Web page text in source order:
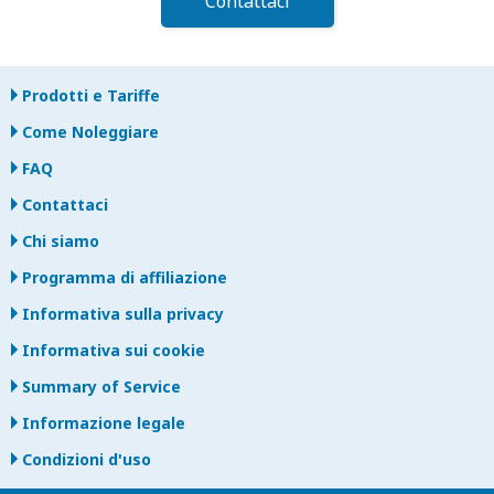
Prodotti e Tariffe
Come Noleggiare
FAQ
Contattaci
Chi siamo
Programma di affiliazione
Informativa sulla privacy
Informativa sui cookie
Summary of Service
Informazione legale
Condizioni d'uso